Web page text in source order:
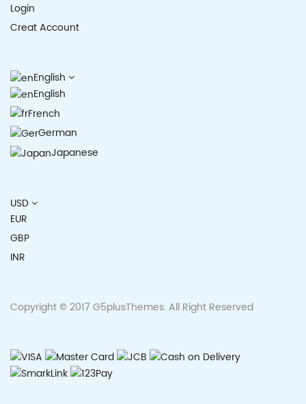
Login
Creat Account
English
English
French
German
Japanese
USD
EUR
GBP
INR
Copyright © 2017G5plusThemes. All Right Reserved